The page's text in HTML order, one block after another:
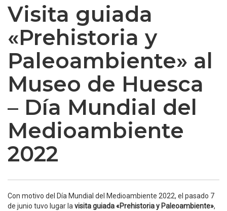
Visita guiada
«Prehistoria y
Paleoambiente» al
Museo de Huesca
– Día Mundial del
Medioambiente
2022
Con motivo del Día Mundial del Medioambiente 2022, el pasado 7
de junio tuvo lugar la visita guiada «Prehistoria y Paleoambiente»,